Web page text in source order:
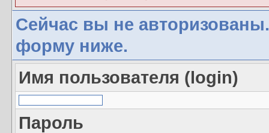
Сейчас вы не
форму ниже.
Имя пользователя (login)
Пароль